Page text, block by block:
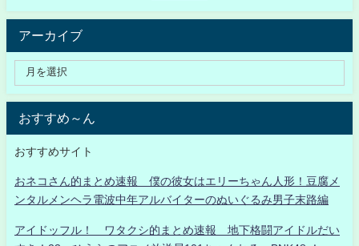
アーカイブ
おすすめ～ん
おすすめサイト
おネコさん的まとめ速報 僕の彼女はエリーちゃん人形！豆腐メ
ンタルメンヘラ電波中年アルバイターのぬいぐるみ男子末路編
アイドッフル！ ワタクシ的まとめ速報 地下格闘アイドルだい